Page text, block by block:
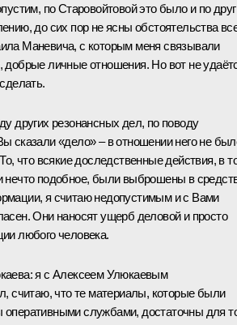
по Старовойтовой это было и по
до сих пор не ясны обстоятельства
Маневича, с которым меня связывали
добрые личные отношения. Но вот не
других резонансных дел, по поводу
сказали «дело» – в отношении него не
что всякие доследственные действия, в
нечто подобное, были выброшены в
я считаю недопустимым и с Вами
Они наносят ущерб деловой и просто
любого человека.
я с Алексеем Улюкаевым
считаю, что те материалы, которые были
оперативными службами, достаточны для